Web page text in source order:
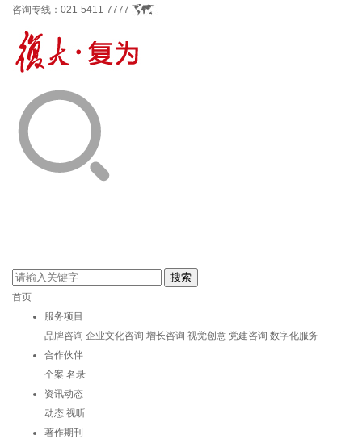
咨询专线： 021-5411-7777
首页
服务项目
品牌咨询 企业文化咨询 增长咨询 视觉创意 党建咨询 数字化服务
合作伙伴
个案 名录
资讯动态
动态 视听
著作期刊